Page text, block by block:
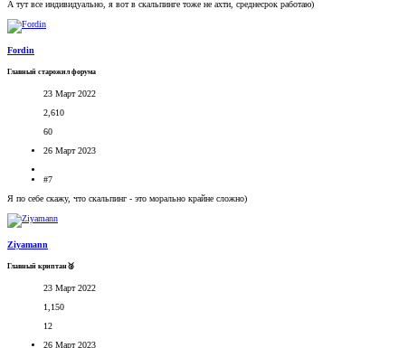
А тут все индивидуально, я вот в скальпинге тоже не ахти, среднесрок работаю)
Fordin
Главный старожил форума
23 Март 2022
2,610
60
26 Март 2023
#7
Я по себе скажу, что скальпинг - это морально крайне сложно)
Ziyamann
Главный криптан🥈
23 Март 2022
1,150
12
26 Март 2023